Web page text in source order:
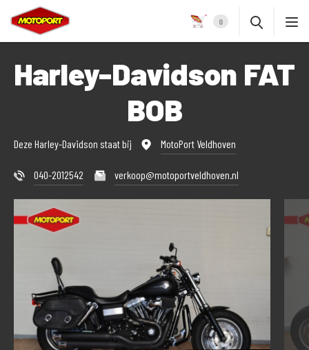
0
Harley-Davidson FAT
BOB
Deze Harley-Davidson staat bij MotoPort Veldhoven
040-2012542 verkoop@motoportveldhoven.nl